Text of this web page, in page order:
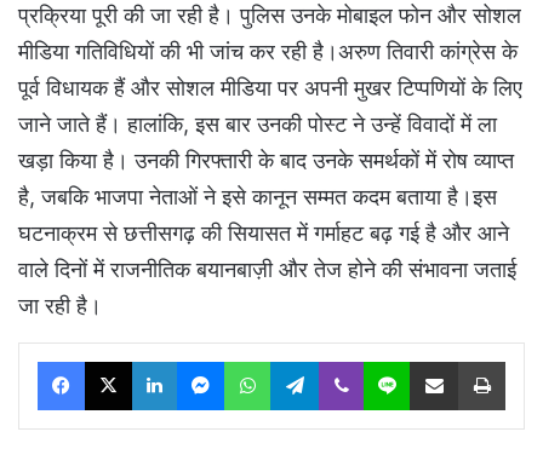
प्रक्रिया पूरी की जा रही है। पुलिस उनके मोबाइल फोन और सोशल
मीडिया गतिविधियों की भी जांच कर रही है।अरुण तिवारी कांग्रेस के
पूर्व विधायक हैं और सोशल मीडिया पर अपनी मुखर टिप्पणियों के लिए
जाने जाते हैं। हालांकि, इस बार उनकी पोस्ट ने उन्हें विवादों में ला
खड़ा किया है। उनकी गिरफ्तारी के बाद उनके समर्थकों में रोष व्याप्त
है, जबकि भाजपा नेताओं ने इसे कानून सम्मत कदम बताया है।इस
घटनाक्रम से छत्तीसगढ़ की सियासत में गर्माहट बढ़ गई है और आने
वाले दिनों में राजनीतिक बयानबाज़ी और तेज होने की संभावना जताई
जा रही है।
Facebook
X LinkedInMessengerWhatsAppTelegram
Viber Line Share via Email Print